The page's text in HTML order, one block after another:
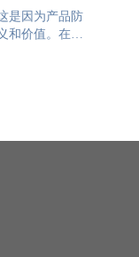
是因为产品防
和价值。在如
者的信任感和